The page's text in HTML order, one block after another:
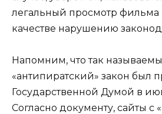
легальный просмотр фильма
качестве нарушению
Напомним, что так
«антипиратский» закон был
Государственной Думой в
Согласно документу, сайты с